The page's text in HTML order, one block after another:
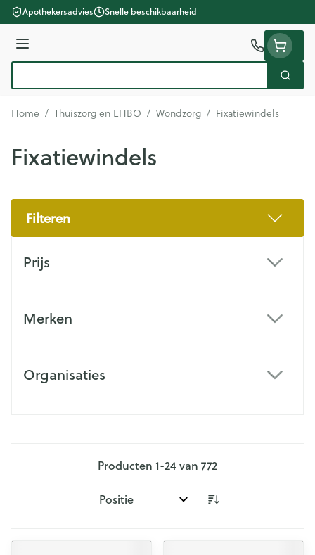
Ga naar de inhoud
Apothekersadvies Snelle beschikbaarheid
Menu
Zoek
Home / Thuiszorg en EHBO / Wondzorg / Fixatiewindels
Fixatiewindels
Filteren
Prijs
Merken
Organisaties
Producten 1-24van 772
Sorteer op: